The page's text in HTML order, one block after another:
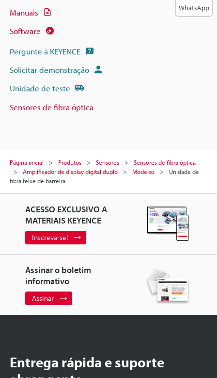
Manuais
Software
Pergunte à KEYENCE
Solicitar demonstração
Unidade de teste
Sensores de fibra óptica
Página inicial Produtos Sensores
Sensores de fibra óptica
Amplificador de display digital duplo
Modelos
Unidade de
fibra feixe de barreira
ACESSO EXCLUSIVO A
MATERIAIS KEYENCE
Inscreva-se!
Assinar o boletim
informativo
Assinar
Entrega rápida e suporte
WhatsApp